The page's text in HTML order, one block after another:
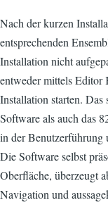
Nach der kurzen
entsprechenden
Installation nicht
entweder mittels Editor
Installation starten.
Software als auch das
in der Benutzerführung
Die Software selbst
Oberfläche, überzeugt
Navigation und